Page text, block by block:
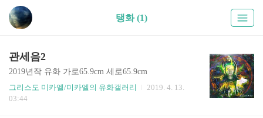
탱화 (1)
관세음2
2019년작 유화 가로65.9cm 세로65.9cm
그리스도 미카엘/미카엘의 유화갤러리
2019. 4. 13.
03:44